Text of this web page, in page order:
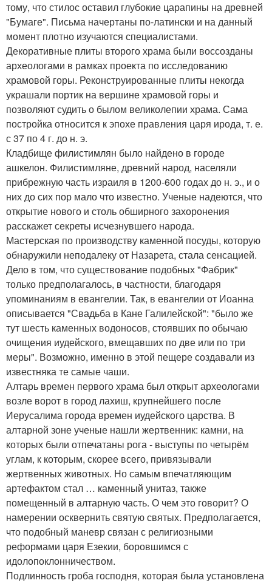
тому, что стилос оставил глубокие царапины на древней
"Бумаге". Письма начертаны по-латински и на данный
момент плотно изучаются специалистами.
Декоративные плиты второго храма были воссозданы
археологами в рамках проекта по исследованию
храмовой горы. Реконструированные плиты некогда
украшали портик на вершине храмовой горы и
позволяют судить о былом великолепии храма. Сама
постройка относится к эпохе правления царя ирода, т. е.
с 37 по 4 г. до н. э.
Кладбище филистимлян было найдено в городе
ашкелон. Филистимляне, древний народ, населяли
прибрежную часть израиля в 1200-600 годах до н. э., и о
них до сих пор мало что известно. Ученые надеются, что
открытие нового и столь обширного захоронения
расскажет секреты исчезнувшего народа.
Мастерская по производству каменной посуды, которую
обнаружили неподалеку от Назарета, стала сенсацией.
Дело в том, что существование подобных "Фабрик"
только предполагалось, в частности, благодаря
упоминаниям в евангелии. Так, в евангелии от Иоанна
описывается "Свадьба в Кане Галилейской": "было же
тут шесть каменных водоносов, стоявших по обычаю
очищения иудейского, вмещавших по две или по три
меры". Возможно, именно в этой пещере создавали из
известняка те самые чаши.
Алтарь времен первого храма был открыт археологами
возле ворот в город лахиш, крупнейшего после
Иерусалима города времен иудейского царства. В
алтарной зоне ученые нашли жертвенник: камни, на
которых были отпечатаны рога - выступы по четырём
углам, к которым, скорее всего, привязывали
жертвенных животных. Но самым впечатляющим
артефактом стал … каменный унитаз, также
помещенный в алтарную часть. О чем это говорит? О
намерении осквернить святую святых. Предполагается,
что подобный маневр связан с религиозными
реформами царя Езекии, боровшимся с
идолопоклонничеством.
Подлинность гроба господня, которая была установлена